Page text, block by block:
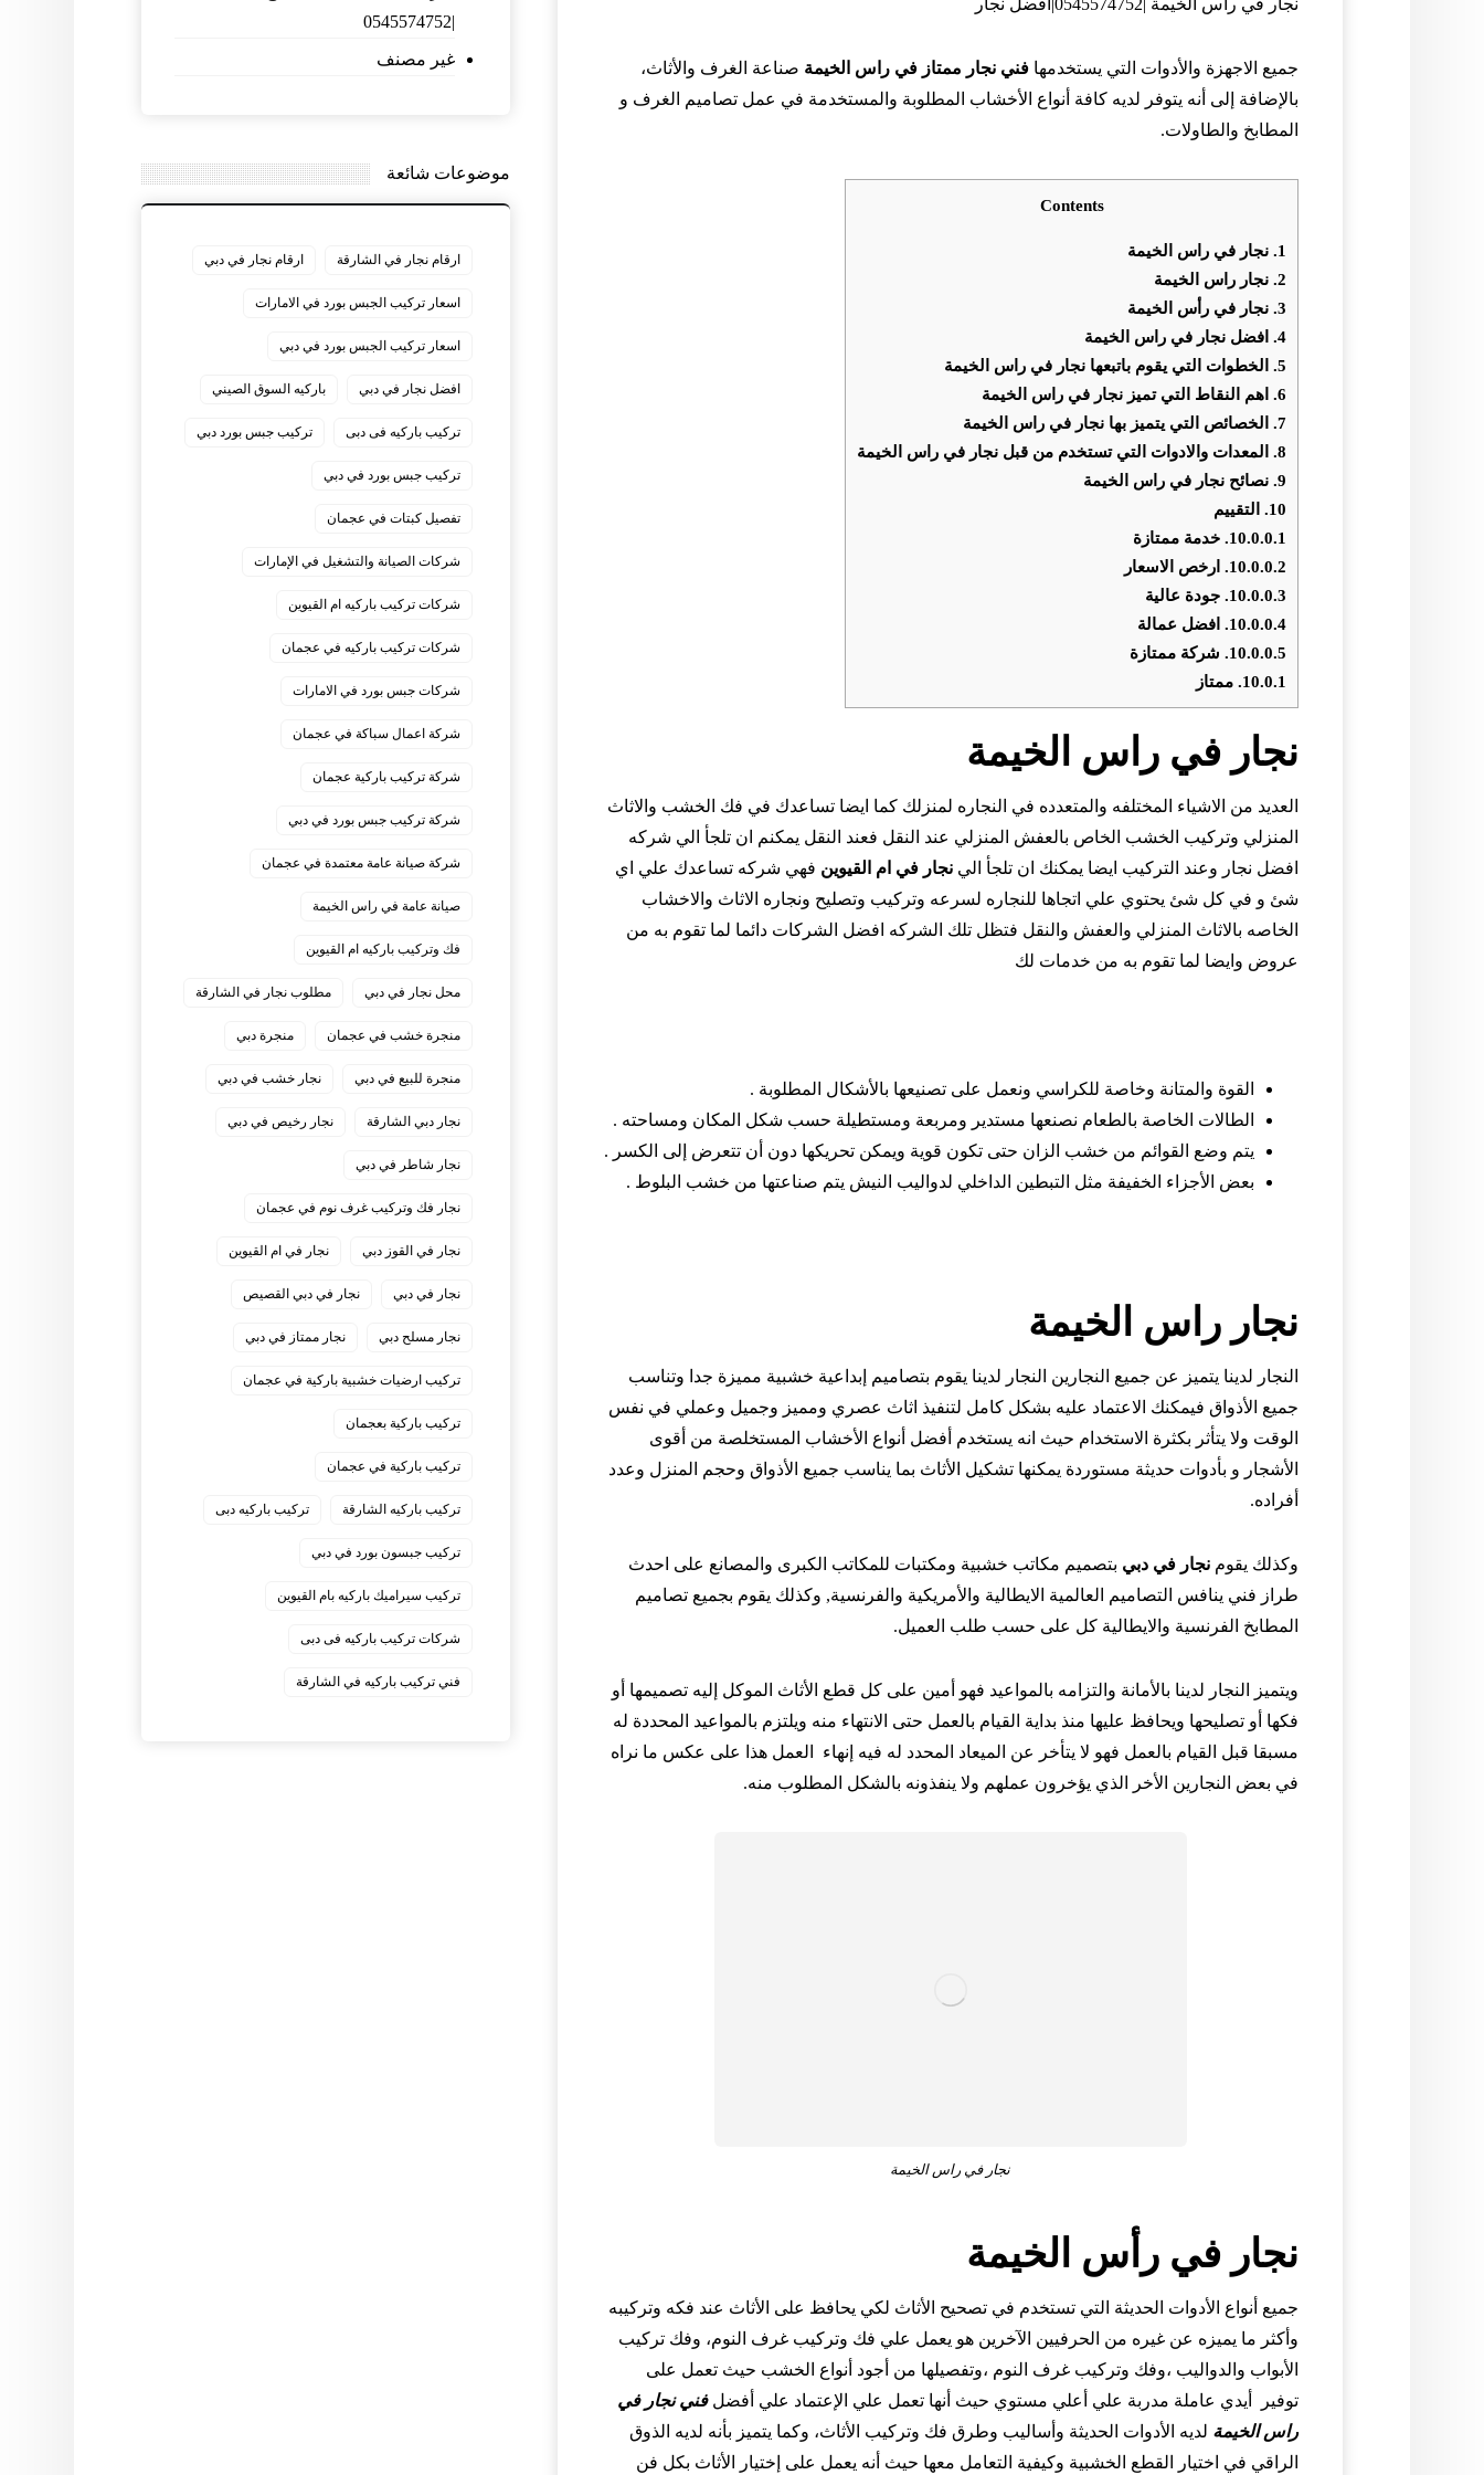
نجار في راس الخيمة |0545574752|افضل نجار
جميع الاجهزة والأدوات التي يستخدمها فني نجار ممتاز في راس الخيمة صناعة الغرف والأثاث،
بالإضافة إلى أنه يتوفر لديه كافة أنواع الأخشاب المطلوبة والمستخدمة في عمل تصاميم الغرف و
المطابخ والطاولات.
Contents
1. نجار في راس الخيمة
2. نجار راس الخيمة
3. نجار في رأس الخيمة
4. افضل نجار في راس الخيمة
5. الخطوات التي يقوم باتبعها نجار في راس الخيمة
6. اهم النقاط التي تميز نجار في راس الخيمة
7. الخصائص التي يتميز بها نجار في راس الخيمة
8. المعدات والادوات التي تستخدم من قبل نجار في راس الخيمة
9. نصائح نجار في راس الخيمة
10. التقييم
10.0.0.1. خدمة ممتازة
10.0.0.2. ارخص الاسعار
10.0.0.3. جودة عالية
10.0.0.4. افضل عمالة
10.0.0.5. شركة ممتازة
10.0.1. ممتاز
نجار في راس الخيمة
العديد من الاشياء المختلفه والمتعدده في النجاره لمنزلك كما ايضا تساعدك في فك الخشب والاثاث
المنزلي وتركيب الخشب الخاص بالعفش المنزلي عند النقل فعند النقل يمكنم ان تلجأ الي شركه
افضل نجار وعند التركيب ايضا يمكنك ان تلجأ الي نجار في ام القيوين فهي شركه تساعدك علي اي
شئ و في كل شئ يحتوي علي اتجاها للنجاره لسرعه وتركيب وتصليح ونجاره الاثاث والاخشاب
الخاصه بالاثاث المنزلي والعفش والنقل فتظل تلك الشركه افضل الشركات دائما لما تقوم به من
عروض وايضا لما تقوم به من خدمات لك
القوة والمتانة وخاصة للكراسي ونعمل على تصنيعها بالأشكال المطلوبة .
الطالات الخاصة بالطعام نصنعها مستدير ومربعة ومستطيلة حسب شكل المكان ومساحته .
يتم وضع القوائم من خشب الزان حتى تكون قوية ويمكن تحريكها دون أن تتعرض إلى الكسر .
بعض الأجزاء الخفيفة مثل التبطين الداخلي لدواليب النيش يتم صناعتها من خشب البلوط .
نجار راس الخيمة
النجار لدينا يتميز عن جميع النجارين النجار لدينا يقوم بتصاميم إبداعية خشبية مميزة جدا وتناسب
جميع الأذواق فيمكنك الاعتماد عليه بشكل كامل لتنفيذ اثاث عصري ومميز وجميل وعملي في نفس
الوقت ولا يتأثر بكثرة الاستخدام حيث انه يستخدم أفضل أنواع الأخشاب المستخلصة من أقوى
الأشجار و بأدوات حديثة مستوردة يمكنها تشكيل الأثاث بما يناسب جميع الأذواق وحجم المنزل وعدد
أفراده.
وكذلك يقوم نجار في دبي بتصميم مكاتب خشبية ومكتبات للمكاتب الكبرى والمصانع على احدث
طراز فني ينافس التصاميم العالمية الايطالية والأمريكية والفرنسية, وكذلك يقوم بجميع تصاميم
المطابخ الفرنسية والايطالية كل على حسب طلب العميل.
ويتميز النجار لدينا بالأمانة والتزامه بالمواعيد فهو أمين على كل قطع الأثاث الموكل إليه تصميمها أو
فكها أو تصليحها ويحافظ عليها منذ بداية القيام بالعمل حتى الانتهاء منه ويلتزم بالمواعيد المحددة له
مسبقا قبل القيام بالعمل فهو لا يتأخر عن الميعاد المحدد له فيه إنهاء العمل هذا على عكس ما نراه
في بعض النجارين الأخر الذي يؤخرون عملهم ولا ينفذونه بالشكل المطلوب منه.
نجار في راس الخيمة
نجار في رأس الخيمة
جميع أنواع الأدوات الحديثة التي تستخدم في تصحيح الأثاث لكي يحافظ على الأثاث عند فكه وتركيبه
وأكثر ما يميزه عن غيره من الحرفيين الآخرين هو يعمل علي فك وتركيب غرف النوم، وفك تركيب
الأبواب والدواليب ،وفك وتركيب غرف النوم ،وتفصيلها من أجود أنواع الخشب حيث تعمل على
توفير أيدي عاملة مدربة علي أعلي مستوي حيث أنها تعمل علي الإعتماد علي أفضلفني نجار في
راس الخيمة لديه الأدوات الحديثة وأساليب وطرق فك وتركيب الأثاث، وكما يتميز بأنه لديه الذوق
الراقي في اختيار القطع الخشبية وكيفية التعامل معها حيث أنه يعمل على إختيار الأثاث بكل فن
|0545574752
غير مصنف
موضوعات شائعة
ارقام نجار في الشارقة ارقام نجار في دبي
اسعار تركيب الجبس بورد في الامارات
اسعار تركيب الجبس بورد في دبي
افضل نجار في دبي باركيه السوق الصيني
تركيب باركيه فى دبى تركيب جبس بورد دبي
تركيب جبس بورد في دبي
تفصيل كبتات في عجمان
شركات الصيانة والتشغيل في الإمارات
شركات تركيب باركيه ام القيوين
شركات تركيب باركيه في عجمان
شركات جبس بورد في الامارات
شركة اعمال سباكة في عجمان
شركة تركيب باركية عجمان
شركة تركيب جبس بورد في دبي
شركة صيانة عامة معتمدة في عجمان
صيانة عامة في راس الخيمة
فك وتركيب باركيه ام القيوين
محل نجار في دبي مطلوب نجار في الشارقة
منجرة خشب في عجمان منجرة دبي
منجرة للبيع في دبي نجار خشب في دبي
نجار دبي الشارقة نجار رخيص في دبي
نجار شاطر في دبي
نجار فك وتركيب غرف نوم في عجمان
نجار في القوز دبي نجار في ام القيوين
نجار في دبي نجار في دبي القصيص
نجار مسلح دبي نجار ممتاز في دبي
‏تركيب ارضيات خشبية باركية في عجمان
‏تركيب باركية بعجمان
‏تركيب باركية في عجمان
‏تركيب باركيه الشارقة ‏تركيب باركيه دبى
‏تركيب جبسون بورد في دبي
‏تركيب سيراميك باركيه بام القيوين
‏شركات تركيب باركيه فى دبى
‏فني تركيب باركيه في الشارقة